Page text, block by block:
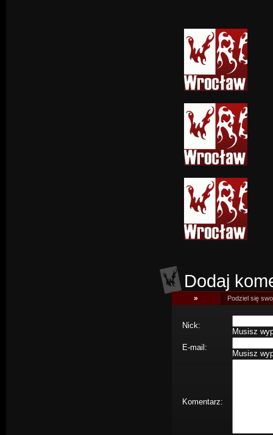
Dodaj
» Podziel się
Nick:
Musisz
E-mail:
Musisz
Komentarz: